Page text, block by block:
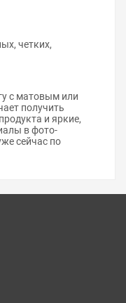
четких,
с матовым или
получить
и яркие,
в фото-
сейчас по